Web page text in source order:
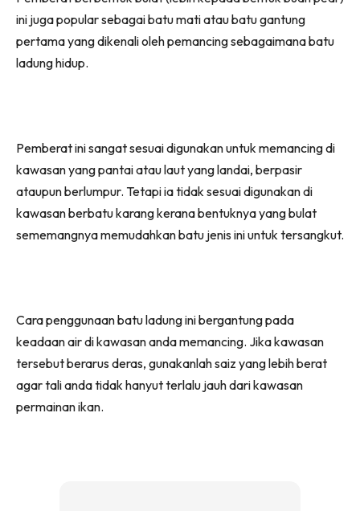
ini juga popular sebagai batu mati atau batu gantung
pertama yang dikenali oleh pemancing sebagaimana batu
ladung hidup.
Pemberat ini sangat sesuai digunakan untuk memancing di
kawasan yang pantai atau laut yang landai, berpasir
ataupun berlumpur. Tetapi ia tidak sesuai digunakan di
kawasan berbatu karang kerana bentuknya yang bulat
sememangnya memudahkan batu jenis ini untuk tersangkut.
Cara penggunaan batu ladung ini bergantung pada
keadaan air di kawasan anda memancing. Jika kawasan
tersebut berarus deras, gunakanlah saiz yang lebih berat
agar tali anda tidak hanyut terlalu jauh dari kawasan
permainan ikan.